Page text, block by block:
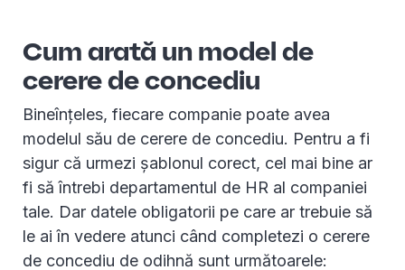
Cum arată un model de
cerere de concediu
Bineînțeles, fiecare companie poate avea
modelul său de cerere de concediu. Pentru a fi
sigur că urmezi șablonul corect, cel mai bine ar
fi să întrebi departamentul de HR al companiei
tale. Dar datele obligatorii pe care ar trebuie să
le ai în vedere atunci când completezi o cerere
de concediu de odihnă sunt următoarele: